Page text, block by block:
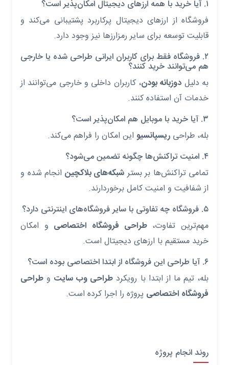
۱. آیا خرید با همه ارزهای دیجیتال امکان‌پذیر است؟
فروشگاه از ارزهای دیجیتال پرکاربرد پشتیبانی می‌کند و
قابلیت توسعه برای سایر رمزارزها نیز وجود دارد.
۲. فروشگاه فقط برای کاربران ایرانی طراحی شده یا خارجی
هم می‌توانند خرید کنند؟
به دلیل دوزبانه بودن، کاربران داخلی و خارجی می‌توانند از
خدمات آن استفاده کنند.
۳. آیا خرید با موبایل هم امکان‌پذیر است؟
بله، طراحی ریسپانسیو این امکان را فراهم می‌کند.
۴. امنیت تراکنش‌ها چگونه تضمین می‌شود؟
تمامی تراکنش‌ها بر بسترشبکه‌های بلاکچین انجام شده و
از شفافیت و امنیت کامل برخوردارند.
۵. فروشگاه چه تفاوتی با سایر فروشگاه‌های اینترنتی دارد؟
مهم‌ترین تفاوت،طراحی فروشگاه اختصاصی و امکان
خرید مستقیم با ارزهای دیجیتال است.
۶. آیا طراحی این فروشگاه از ابتدا اختصاصی بوده است؟
بله، تیم ما از ابتدا با رویکرد طراحی وب سایت و طراحی
فروشگاه اختصاصی پروژه را اجرا کرده است.
روند انجام پروژه